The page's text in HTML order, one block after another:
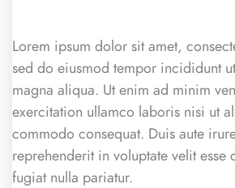
Lorem ipsum dolor sit amet,
sed do eiusmod tempor incididunt
magna aliqua. Ut enim ad minim
exercitation ullamco laboris nisi ut
commodo consequat. Duis aute
reprehenderit in voluptate velit esse
fugiat nulla pariatur.